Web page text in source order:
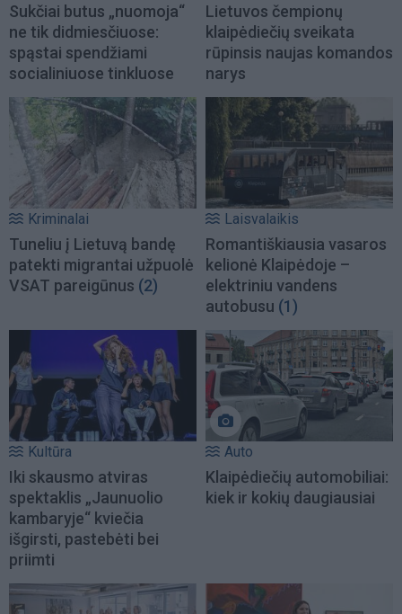
Sukčiai butus „nuomoja“
ne tik didmiesčiuose:
spąstai spendžiami
socialiniuose tinkluose
Lietuvos čempionų
klaipėdiečių sveikata
rūpinsis naujas komandos
narys
Kriminalai
Tuneliu į Lietuvą bandę
patekti migrantai užpuolė
VSAT pareigūnus (2)
Laisvalaikis
Romantiškiausia vasaros
kelionė Klaipėdoje –
elektriniu vandens
autobusu (1)
Kultūra
Iki skausmo atviras
spektaklis „Jaunuolio
kambaryje“ kviečia
išgirsti, pastebėti bei
priimti
Auto
Klaipėdiečių automobiliai:
kiek ir kokių daugiausiai